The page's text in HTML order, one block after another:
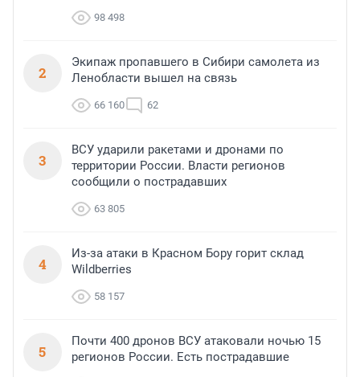
98 498
2
Экипаж пропавшего в Сибири самолета из
Ленобласти вышел на связь
66 160 62
3
ВСУ ударили ракетами и дронами по
территории России. Власти регионов
сообщили о пострадавших
63 805
4
Из-за атаки в Красном Бору горит склад
Wildberries
58 157
5
Почти 400 дронов ВСУ атаковали ночью 15
регионов России. Есть пострадавшие